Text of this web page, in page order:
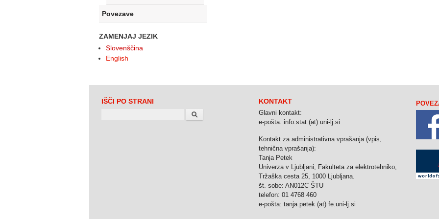
Povezave
ZAMENJAJ JEZIK
Slovenščina
English
IŠČI PO STRANI
Search
KONTAKT
Glavni kontakt:
e-pošta: info.stat (at) uni-lj.si
Kontakt za administrativna vprašanja (vpis,
tehnična vprašanja):
Tanja Petek
Univerza v Ljubljani, Fakulteta za elektrotehniko,
Tržaška cesta 25, 1000 Ljubljana.
št. sobe: AN012C-ŠTU
telefon: 01 4768 460
e-pošta: tanja.petek (at) fe.uni-lj.si